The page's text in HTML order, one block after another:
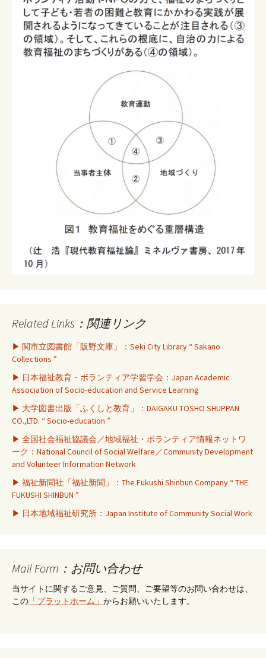
Related Links：関連リンク
▶ 関市立図書館「阪野文庫」：Seki City Library “ Sakano
Collections ”
▶ 日本福祉教育・ボランティア学習学会：Japan Academic
Association of Socio-education and Service Learning
▶ 大学図書出版「ふくしと教育」：DAIGAKU TOSHO SHUPPAN
CO.,LTD. “ Socio-education ”
▶ 全国社会福祉協議会／地域福祉・ボランティア情報ネットワ
ーク：National Council of Social Welfare／Community Development
and Volunteer Information Network
▶ 福祉新聞社「福祉新聞」：The Fukushi Shinbun Company “ THE
FUKUSHI SHINBUN ”
▶ 日本地域福祉研究所：Japan Institute of Community Social Work
Mail Form：お問い合わせ
当サイトに関するご意見、ご質問、ご要望等のお問い合わせは、
この 「プラットホーム」 からお願いいたします。